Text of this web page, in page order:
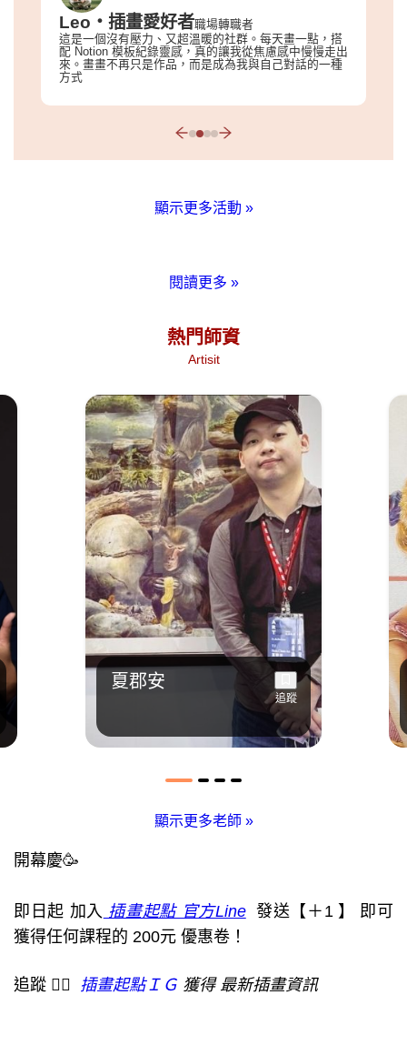
Leo・插畫愛好者職場轉職者
這是一個沒有壓力、又超溫暖的社群。每天畫一點，搭
配 Notion 模板紀錄靈感，真的讓我從焦慮感中慢慢走出
來。畫畫不再只是作品，而是成為我與自己對話的一種
方式
顯示更多活動 »
閱讀更多 »
熱門師資
Artisit
夏郡安
追蹤
顯示更多老師 »
開幕慶🥳
即日起 加入 插畫起點 官方Line發送【＋1 】 即可
獲得任何課程的 200元 優惠卷！
追蹤 👉🏻 插畫起點ＩＧ 獲得 最新插畫資訊